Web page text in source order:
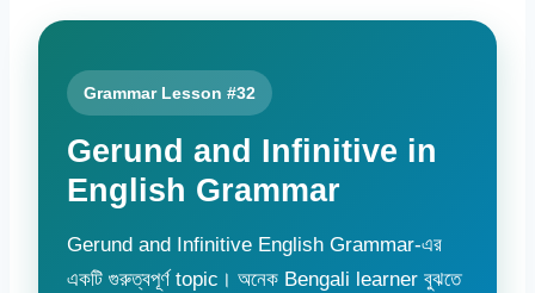
Grammar Lesson #32
Gerund and Infinitive in
English Grammar
Gerund and Infinitive English Grammar-এর
একটি গুরুত্বপূর্ণ topic। অনেক Bengali learner বুঝতে